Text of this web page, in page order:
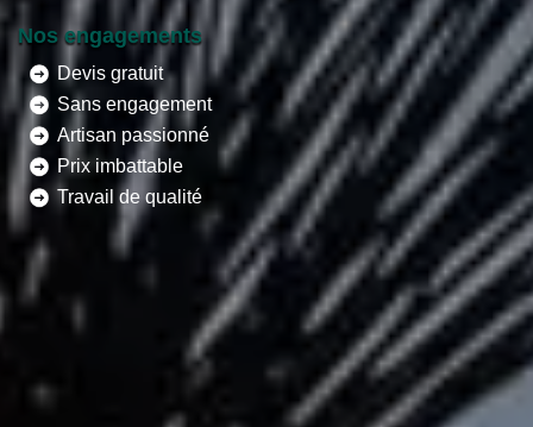
Nos engagements
Devis gratuit
Sans engagement
Artisan passionné
Prix imbattable
Travail de qualité